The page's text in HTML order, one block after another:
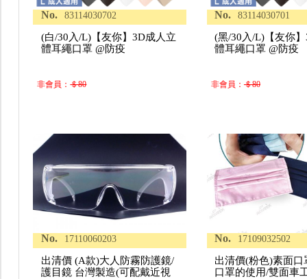
No. 83114030702
(白/30入/L)【友你】3D成人立
體耳繩口罩 @防疫
非會員：＄80
No. 83114030701
(黑/30入/L)【友你
體耳繩口罩 @防疫
非會員： ＄80
No. 17110060203
出清價 (A款)大人防霧防護鏡/
護目鏡 台灣製造(可配戴近視
No. 17109032502
出清價(粉色)素面口
口罩的使用/雙面車